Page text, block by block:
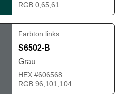
RGB 0,65,61
Farbton links
S6502-B
Grau
HEX #606568
RGB 96,101,104